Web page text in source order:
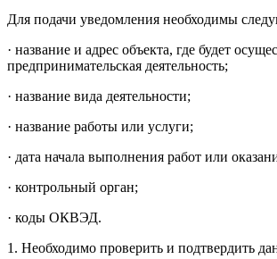
Для подачи уведомления необходимы
· название и адрес объекта, где будет
предпринимательская деятельность;
· название вида деятельности;
· название работы или услуги;
· дата начала выполнения работ или
· контрольный орган;
· коды ОКВЭД.
1. Необходимо проверить и подтвердить